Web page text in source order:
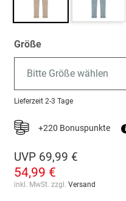
Größe
Bitte Größe wählen
Lieferzeit 2-3 Tage
+220 Bonuspunkte i
UVP 69,99 €
54,99 €
inkl. MwSt. zzgl. Versand